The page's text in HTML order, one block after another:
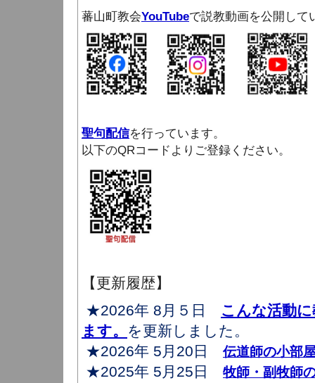
蕃山町教会YouTubeで説教動画を公開して
聖句配信を行っています。
以下のQRコードよりご登録ください。
【更新履歴】
★2026年 8月５日 こんな活動
ます。 を更新しました。
★2026年 5月20日 伝道師の小部
★2025年 5月25日 牧師・副牧師